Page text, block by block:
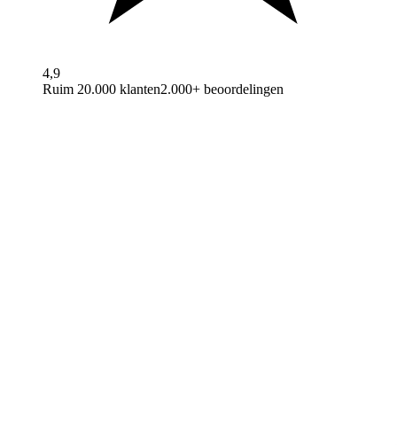
4,9
Ruim 20.000 klanten2.000+ beoordelingen